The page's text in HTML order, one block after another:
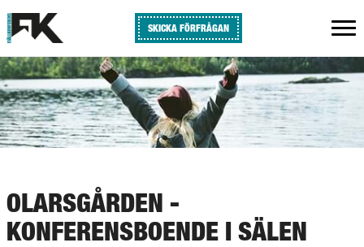
SKICKA FÖRFRÅGAN
OLARSGÅRDEN -
KONFERENSBOENDE I SÄLEN